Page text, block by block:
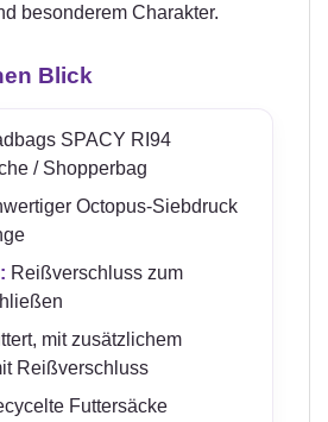
besonderem Charakter.
Blick
SPACY RI94
/ Shopperbag
Octopus-Siebdruck
Reißverschluss zum
mit zusätzlichem
Reißverschluss
Futtersäcke